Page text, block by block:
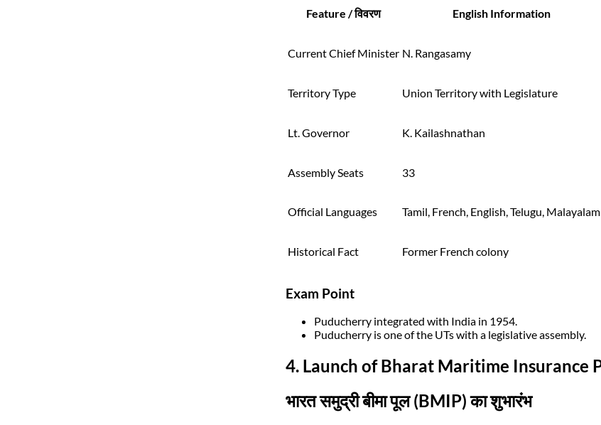
Feature / विवरण English Information
Current Chief Minister N. Rangasamy
Territory Type Union Territory with Legislature
Lt. Governor K. Kailashnathan
Assembly Seats 33
Official Languages Tamil, French, English, Telugu, Malayalam
Historical Fact Former French colony
Exam Point
Puducherry integrated with India in 1954.
Puducherry is one of the UTs with a legislative assembly.
4. Launch of Bharat Maritime Insurance
भारत समुद्री बीमा पूल (BMIP) का शुभारंभ